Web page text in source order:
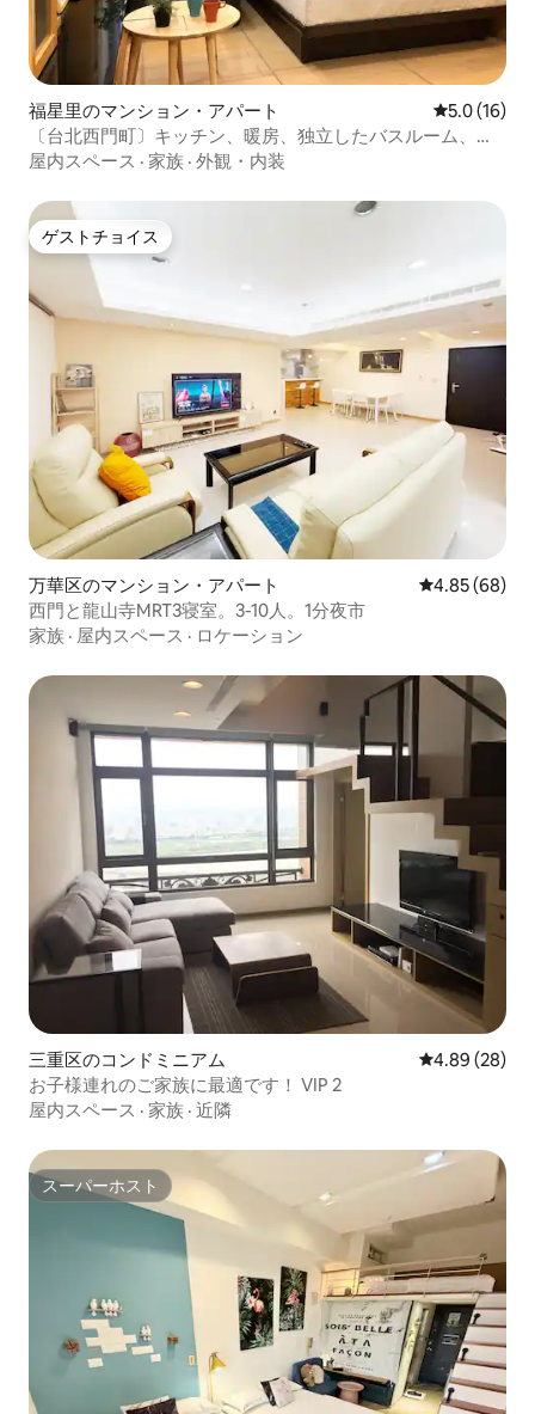
福星里のマンション・アパート レビュー16
5.0 (16)
〔台北西門町〕キッチン、暖房、独立したバスルーム、ジ
ャグジー付きの快適なお家、エレベーター付きのビル
屋内スペース · 家族 · 外観・内装
ゲストチョイス
ゲストチョイス
万華区のマンション・アパート レビュー68
4.85 (68)
西門と龍山寺MRT3寝室。3-10人。1分夜市
家族 · 屋内スペース · ロケーション
三重区のコンドミニアム レビュー28
4.89 (28)
お子様連れのご家族に最適です！ VIP 2
屋内スペース · 家族 · 近隣
スーパーホスト
スーパーホスト